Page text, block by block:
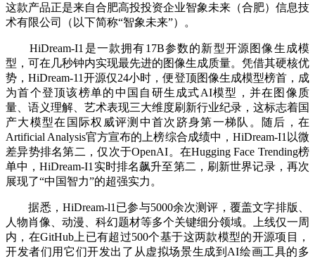
这款产品正是来自合肥高投投资企业智象未来（合肥）信息技
术有限公司（以下简称“智象未来”）。
HiDream-I1是一款拥有17B参数的新型开源图像生成模
型，可在几秒钟内实现最先进的图像生成质量。凭借其硬核优
势，HiDream-11开源仅24小时，便登顶图像生成模型榜首，成
为首个登顶该榜单的中国自研生成式AI模型，并在图像质
量、语义理解、艺术表现三大维度刷新行业纪录，这标志着国
产大模型在国际权威评测中首次跻身第一梯队。随后，在
Artificial Analysis官方宣布的上榜综合成绩中，HiDream-I1以微
差异势排名第二，仅次于OpenAI。在Hugging Face Trending榜
单中，HiDream-I1实时排名飙升至第二，刷新世界记录，再次
展现了“中国智力”的超强实力。
据悉，HiDream-l1已参与5000余次测评，覆盖文字排版、
人物肖像、动漫、科幻题材等多个关键细分领域。上线仅一周
内，在GitHub上已有超过500个基于这两款模型的开源项目，
开发者们用它们开发出了从虚拟场景生成到AI绘画工具的多